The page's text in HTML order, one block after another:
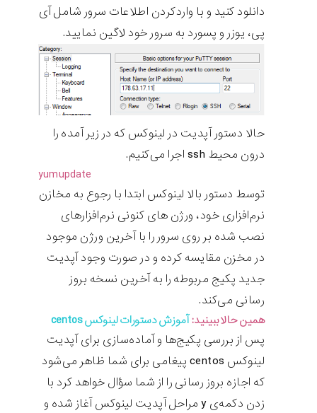
دانلود کنید و با واردکردن اطلاعات سرور شامل آی
پی، یوزر و پسورد به سرور خود لاگین نمایید.
حالا دستور آپدیت در لینوکس که در زیر آمده را
درون محیط ssh اجرا می‌کنیم.
yumupdate
توسط دستور بالا لینوکس ابتدا با رجوع به مخازن
نرم‌افزاری خود، ورژن های کنونی نرم‌افزارهای
نصب شده بر روی سرور را با آخرین ورژن موجود
در مخزن مقایسه کرده و در صورت وجود آپدیت
جدید پکیج مربوطه را به آخرین نسخه بروز
رسانی می‌کند.
همین حالا ببینید: آموزش دستورات لینوکس centos
پس از بررسی پکیج‌ها و آماده‌سازی برای آپدیت
لینوکس centos پیغامی برای شما ظاهر می‌شود
که اجازه بروز رسانی را از شما سؤال خواهد کرد با
زدن دکمه‌ی y مراحل آپدیت لینوکس آغاز شده و